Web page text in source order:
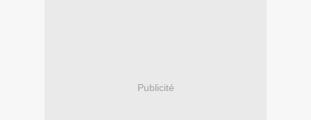
Publicité